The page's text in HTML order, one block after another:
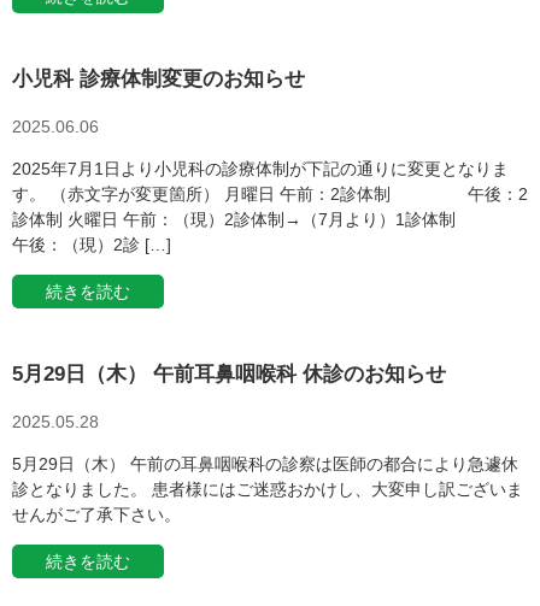
小児科 診療体制変更のお知らせ
2025.06.06
2025年7月1日より小児科の診療体制が下記の通りに変更となりま
す。 （赤文字が変更箇所） 月曜日 午前：2診体制 午後：2
診体制 火曜日 午前：（現）2診体制→（7月より）1診体制
午後：（現）2診 […]
続きを読む
5月29日（木） 午前耳鼻咽喉科 休診のお知らせ
2025.05.28
5月29日（木） 午前の耳鼻咽喉科の診察は医師の都合により急遽休
診となりました。 患者様にはご迷惑おかけし、大変申し訳ございま
せんがご了承下さい。
続きを読む